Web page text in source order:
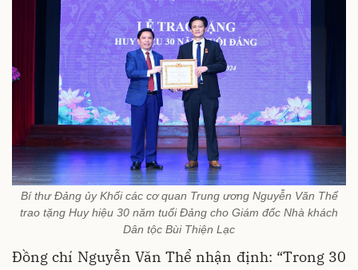
Bí thư Đảng ủy Khối các cơ quan Trung ương Nguyễn Văn Thể
trao tặng Huy hiệu 30 năm tuổi Đảng cho Giám đốc Nhà khách
Dân tộc Bùi Thiện Lạc
Đồng chí Nguyễn Văn Thể nhận định: “Trong 30